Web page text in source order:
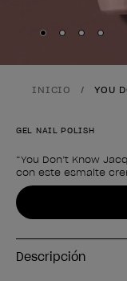
Skip to slide
Skip to
Skip to
INICIO YOU
GEL NAIL POLISH
“You Don’t Know
con este esmalte
Forma del
Descripción